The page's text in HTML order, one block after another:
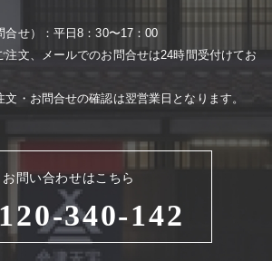
お問い合わせはこちら
340-142
合せ）：平⽇8：30〜17：00
注⽂、メールでのお問合せは24時間受付けてお
・お問合せの確認は翌営業⽇となります。